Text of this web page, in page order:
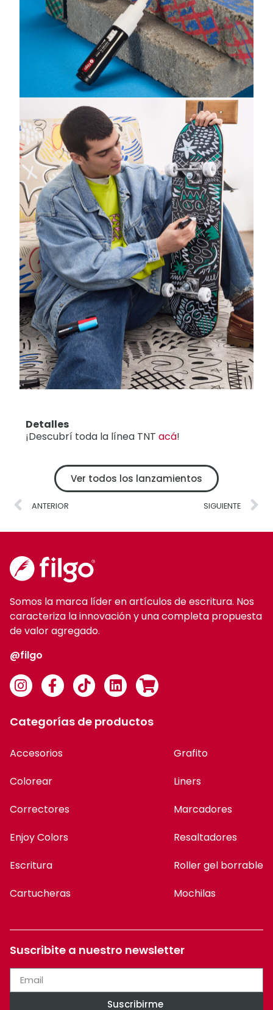
Detalles
¡Descubrí toda la línea TNTacá!
Ver todos los lanzamientos
ANTERIOR SIGUIENTE
Somos la marca líder en artículos de escritura. Nos
caracteriza la innovación y una completa propuesta
de valor agregado.
@filgo
Categorías de productos
Accesorios
Colorear
Correctores
Enjoy Colors
Escritura
Cartucheras
Grafito
Liners
Marcadores
Resaltadores
Roller gel borrable
Mochilas
Suscribite a nuestro newsletter
Suscribirme